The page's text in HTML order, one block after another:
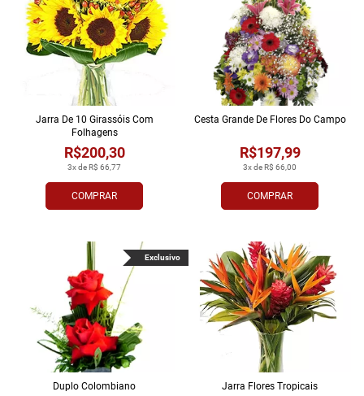
COMPRAR
3x de R$ 66,77
R$200,30
Jarra De 10 Girassóis Com
Folhagens
COMPRAR
3x de R$ 66,00
R$197,99
Cesta Grande De Flores Do Campo
Duplo Colombiano
Exclusivo
Jarra Flores Tropi­cais